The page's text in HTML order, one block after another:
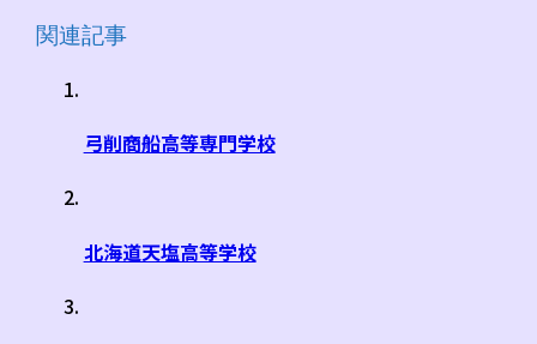
関連記事
弓削商船高等専門学校
北海道天塩高等学校